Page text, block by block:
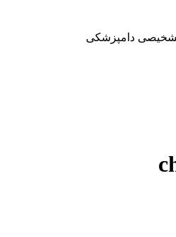
دامپزشکی